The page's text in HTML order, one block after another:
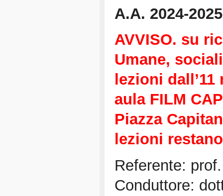
A.A. 2024-
AVVISO. su
Umane,
lezioni
aula FILM
Piazza
lezioni
Referente:
Conduttore: